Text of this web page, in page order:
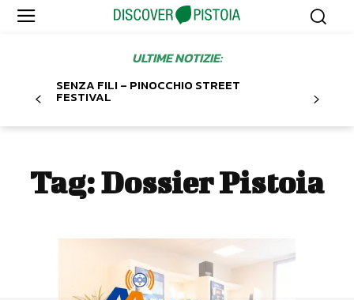
ULTIME NOTIZIE:
SENZA FILI – PINOCCHIO STREET
FESTIVAL
Tag:Dossier Pistoia